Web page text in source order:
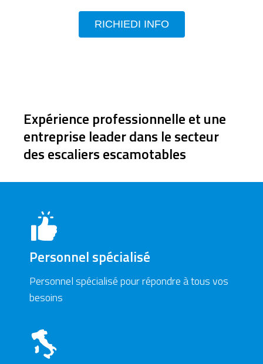
RICHIEDI INFO
Expérience professionnelle et une
entreprise leader dans le secteur
des escaliers escamotables
Personnel spécialisé
Personnel spécialisé pour répondre à tous vos
besoins